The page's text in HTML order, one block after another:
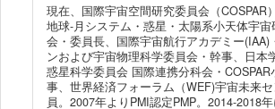
現在、国際宇宙空間研究委員会（COSPAR
地球-月システム・惑星・太陽系小天体宇宙
会・委員長、国際宇宙航行アカデミー(IAA)
ンおよび宇宙物理科学委員会・幹事、日本
惑星科学委員会 国際連携分科会・COSPAR
事、世界経済フォーラム（WEF)宇宙未来
員。2007年よりPMI認定PMP。2014-2018